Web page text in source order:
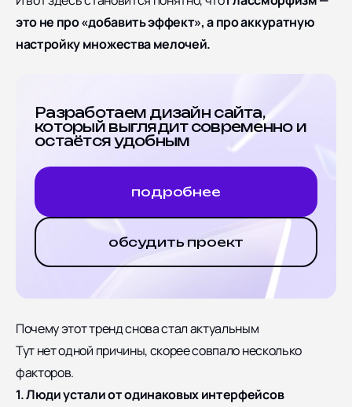
это не про «добавить эффект», а про аккуратную
настройку множества мелочей.
Разработаем дизайн сайта,
который выглядит современно и
остаётся удобным
подробнее
обсудить проект
Почему этот тренд снова стал актуальным
Тут нет одной причины, скорее совпало несколько
факторов.
1. Люди устали от одинаковых интерфейсов